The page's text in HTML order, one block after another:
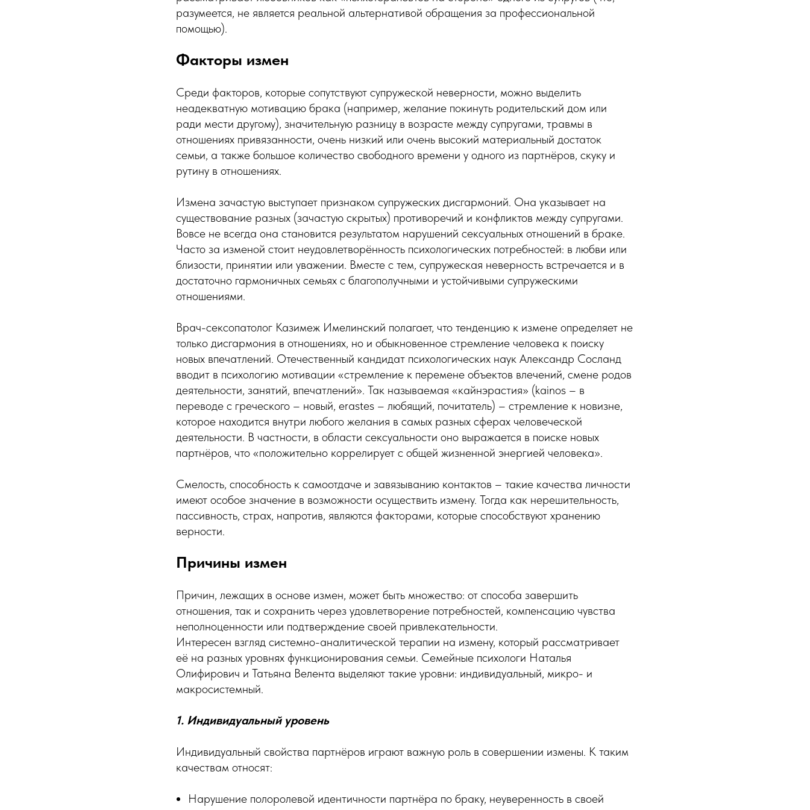
разумеется, не является реальной альтернативой обращения за профессиональной
помощью).
Факторы измен
Среди факторов, которые сопутствуют супружеской неверности, можно выделить
неадекватную мотивацию брака (например, желание покинуть родительский дом или
ради мести другому), значительную разницу в возрасте между супругами, травмы в
отношениях привязанности, очень низкий или очень высокий материальный достаток
семьи, а также большое количество свободного времени у одного из партнёров, скуку и
рутину в отношениях.
Измена зачастую выступает признаком супружеских дисгармоний. Она указывает на
существование разных (зачастую скрытых) противоречий и конфликтов между супругами.
Вовсе не всегда она становится результатом нарушений сексуальных отношений в браке.
Часто за изменой стоит неудовлетворённость психологических потребностей: в любви или
близости, принятии или уважении. Вместе с тем, супружеская неверность встречается и в
достаточно гармоничных семьях с благополучными и устойчивыми супружескими
отношениями.
Врач-сексопатолог Казимеж Имелинский полагает, что тенденцию к измене определяет не
только дисгармония в отношениях, но и обыкновенное стремление человека к поиску
новых впечатлений. Отечественный кандидат психологических наук Александр Сосланд
вводит в психологию мотивации «стремление к перемене объектов влечений, смене родов
деятельности, занятий, впечатлений». Так называемая «кайнэрастия» (kainos – в
переводе с греческого – новый, erastes – любящий, почитатель) – стремление к новизне,
которое находится внутри любого желания в самых разных сферах человеческой
деятельности. В частности, в области сексуальности оно выражается в поиске новых
партнёров, что «положительно коррелирует с общей жизненной энергией человека».
Смелость, способность к самоотдаче и завязыванию контактов – такие качества личности
имеют особое значение в возможности осуществить измену. Тогда как нерешительность,
пассивность, страх, напротив, являются факторами, которые способствуют хранению
верности.
Причины измен
Причин, лежащих в основе измен, может быть множество: от способа завершить
отношения, так и сохранить через удовлетворение потребностей, компенсацию чувства
неполноценности или подтверждение своей привлекательности.
Интересен взгляд системно-аналитической терапии на измену, который рассматривает
её на разных уровнях функционирования семьи. Семейные психологи Наталья
Олифирович и Татьяна Велента выделяют такие уровни: индивидуальный, микро- и
макросистемный.
1. Индивидуальный уровень
Индивидуальный свойства партнёров играют важную роль в совершении измены. К таким
качествам относят:
Нарушение полоролевой идентичности партнёра по браку, неуверенность в своей